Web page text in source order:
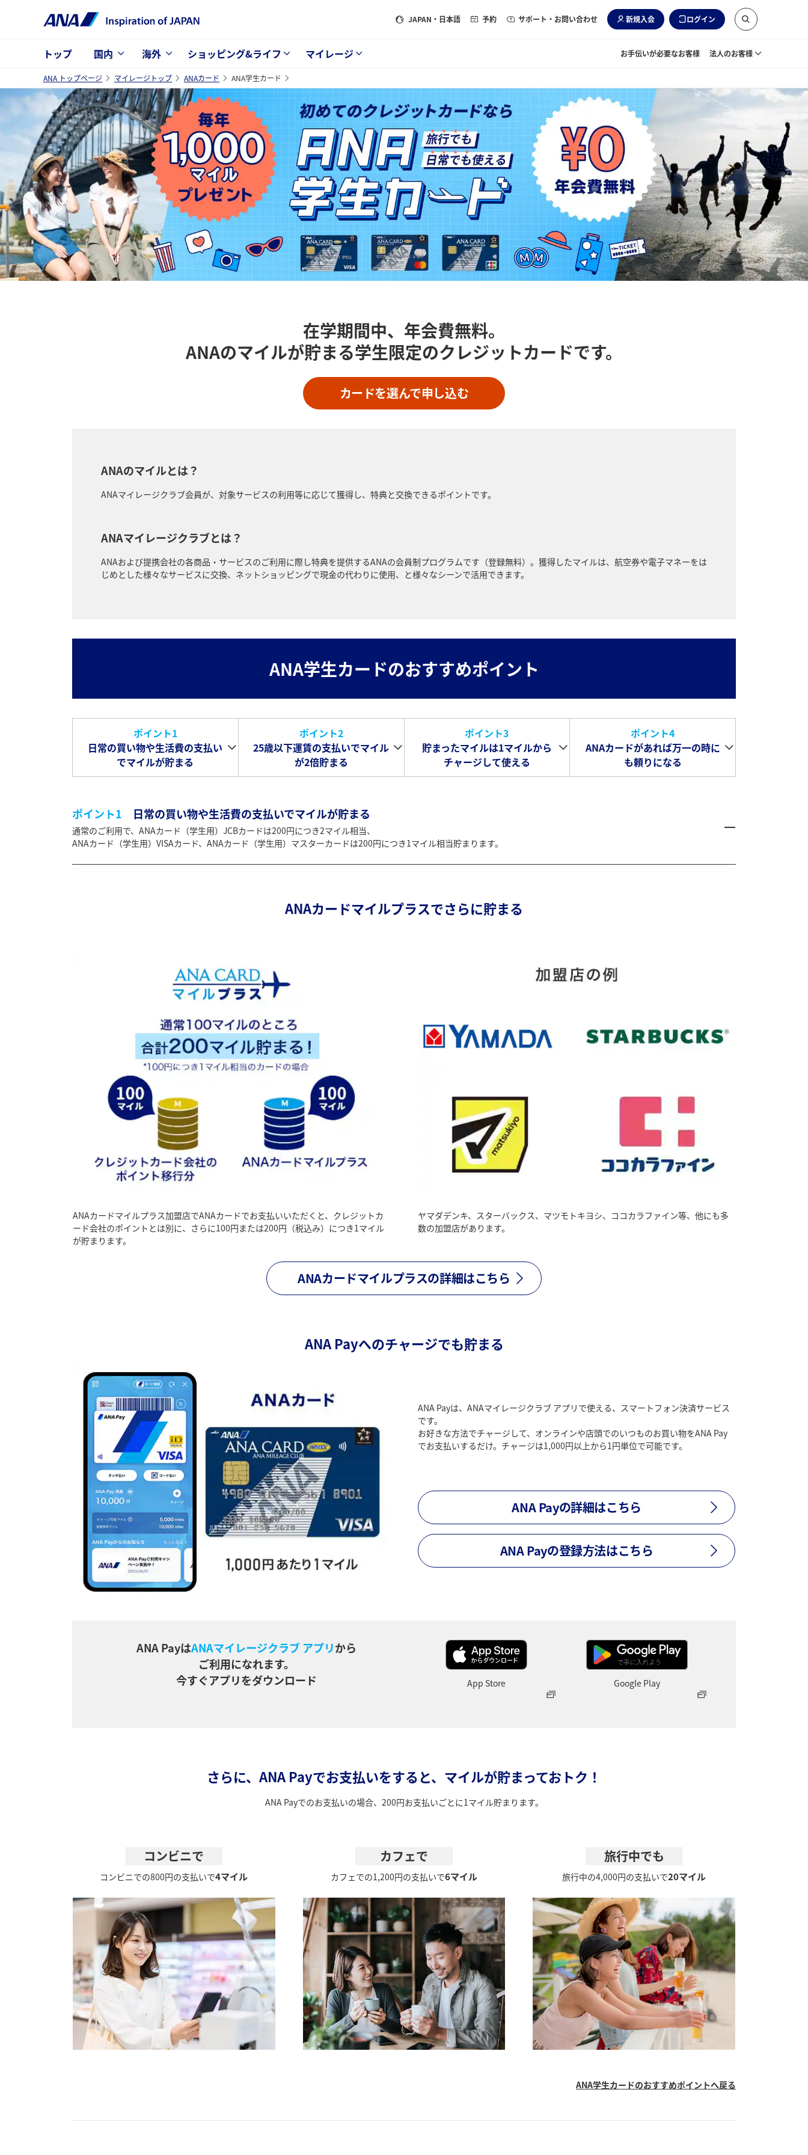
JAPAN ・日本語 予約 サポート・お問い合わせ 新規入会 ログイン
トップ 国内 海外 ショッピング&ライフ マイレージ お手伝いが必要なお客様 法人のお客様
ANA トップページ マイレージトップ ANAカード ANA学生カード
在学期間中、年会費無料。
ANAのマイルが貯まる学生限定のクレジットカードです。
カードを選んで申し込む
ANAのマイルとは？
ANAマイレージクラブ会員が、対象サービスの利用等に応じて獲得し、特典と交換できるポイントです。
ANAマイレージクラブとは？
ANAおよび提携会社の各商品・サービスのご利用に際し特典を提供するANAの会員制プログラムです（登録無料）。獲得したマイルは、航空券や電子マネーをは
じめとした様々なサービスに交換、ネットショッピングで現金の代わりに使用、と様々なシーンで活用できます。
ANA学生カードのおすすめポイント
ポイント1
日常の買い物や生活費の支払い
でマイルが貯まる
ポイント2
25歳以下運賃の支払いでマイル
が2倍貯まる
ポイント3
貯まったマイルは1マイルから
チャージして使える
ポイント4
ANAカードがあれば万一の時に
も頼りになる
ポイント1 日常の買い物や生活費の支払いでマイルが貯まる
通常のご利用で、ANAカード（学生用）JCBカードは200円につき2マイル相当、
ANAカード（学生用）VISAカード、ANAカード（学生用）マスターカードは200円につき1マイル相当貯まります。
ANAカードマイルプラスでさらに貯まる
ANAカードマイルプラス加盟店でANAカードでお支払いいただくと、クレジットカ
ード会社のポイントとは別に、さらに100円または200円（税込み）につき1マイル
が貯まります。
ヤマダデンキ、スターバックス、マツモトキヨシ、ココカラファイン等、他にも多
数の加盟店があります。
ANAカードマイルプラスの詳細はこちら
ANA Payへのチャージでも貯まる
ANA Payは、ANAマイレージクラブ アプリで使える、スマートフォン決済サービス
です。
お好きな方法でチャージして、オンラインや店頭でのいつものお買い物をANA Pay
でお支払いするだけ。チャージは1,000円以上から1円単位で可能です。
ANA Payの詳細はこちら
ANA Payの登録方法はこちら
ANA PayはANAマイレージクラブ アプリから
ご利用になれます。
今すぐアプリをダウンロード
App Store Google Play
さらに、ANA Payでお支払いをすると、マイルが貯まっておトク！
ANA Payでのお支払いの場合、200円お支払いごとに1マイル貯まります。
コンビニで
コンビニでの800円の支払いで4マイル
カフェで
カフェでの1,200円の支払いで6マイル
旅行中でも
旅行中の4,000円の支払いで20マイル
ANA学生カードのおすすめポイントへ戻る